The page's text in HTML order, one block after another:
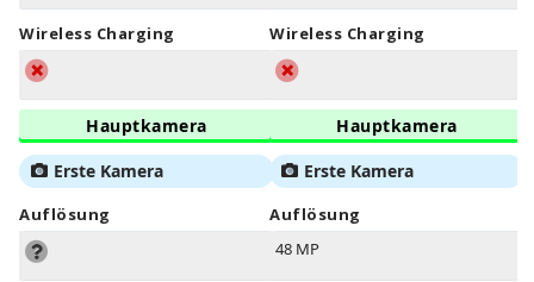
Wireless Charging
Hauptkamera
Erste Kamera
Auflösung
Wireless Charging
Hauptkamera
Erste Kamera
Auflösung
48 MP